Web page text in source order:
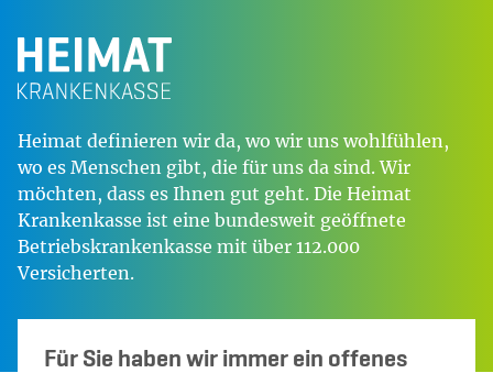
Heimat definieren wir da, wo wir uns wohlfühlen,
wo es Menschen gibt, die für uns da sind. Wir
möchten, dass es Ihnen gut geht. Die Heimat
Krankenkasse ist eine bundesweit geöffnete
Betriebskrankenkasse mit über 112.000
Versicherten.
Für Sie haben wir immer ein offenes